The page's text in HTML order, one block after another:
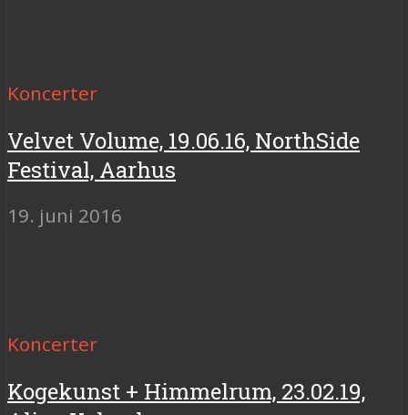
Koncerter
Velvet Volume, 19.06.16, NorthSide
Festival, Aarhus
19. juni 2016
Koncerter
Kogekunst + Himmelrum, 23.02.19,